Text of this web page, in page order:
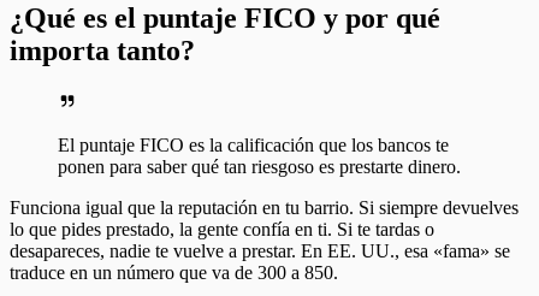
¿Qué es el puntaje FICO y por qué
importa tanto?
El puntaje FICO es la calificación que los bancos te
ponen para saber qué tan riesgoso es prestarte dinero.
Funciona igual que la reputación en tu barrio. Si siempre devuelves
lo que pides prestado, la gente confía en ti. Si te tardas o
desapareces, nadie te vuelve a prestar. En EE. UU., esa «fama» se
traduce en un número que va de 300 a 850.